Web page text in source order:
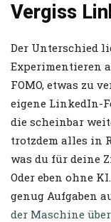
Vergiss
Der Unterschied
Experimentieren
FOMO, etwas zu
eigene LinkedIn-
die scheinbar
trotzdem alles in
was du für deine
Oder eben ohne
genug Aufgaben
der Maschine